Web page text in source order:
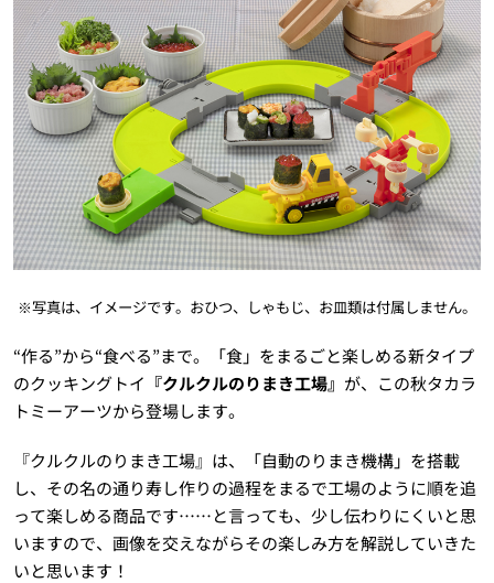
※写真は、イメージです。おひつ、しゃもじ、お皿類は付属しません。
“作る”から“食べる”まで。「食」をまるごと楽しめる新タイプ
のクッキングトイ 『クルクルのりまき工場』 が、この秋タカラ
トミーアーツから登場します。
『クルクルのりまき工場』は、「自動のりまき機構」を搭載
し、その名の通り寿し作りの過程をまるで工場のように順を追
って楽しめる商品です……と言っても、少し伝わりにくいと思
いますので、画像を交えながらその楽しみ方を解説していきた
いと思います！